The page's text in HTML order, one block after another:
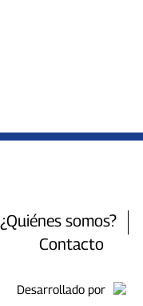
¿Quiénes somos?
Contacto
Desarrollado por